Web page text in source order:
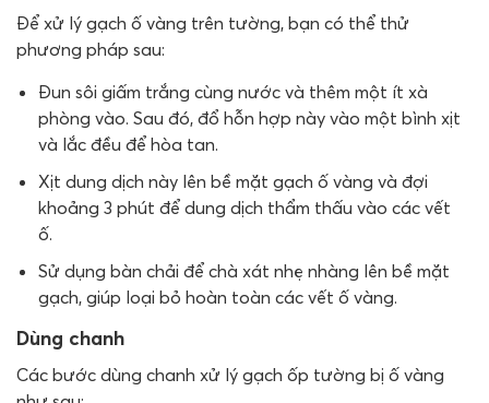
Để xử lý gạch ố vàng trên tường, bạn có thể thử
phương pháp sau:
Đun sôi giấm trắng cùng nước và thêm một ít xà
phòng vào. Sau đó, đổ hỗn hợp này vào một bình xịt
và lắc đều để hòa tan.
Xịt dung dịch này lên bề mặt gạch ố vàng và đợi
khoảng 3 phút để dung dịch thẩm thấu vào các vết
ố.
Sử dụng bàn chải để chà xát nhẹ nhàng lên bề mặt
gạch, giúp loại bỏ hoàn toàn các vết ố vàng.
Dùng chanh
Các bước dùng chanh xử lý gạch ốp tường bị ố vàng